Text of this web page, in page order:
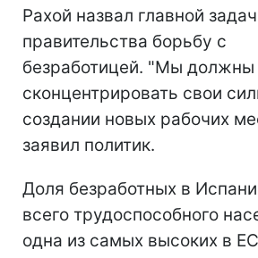
Рахой назвал главной
правительства борьбу с
безработицей. "Мы должны
сконцентрировать свои
создании новых рабочих
заявил политик.
Доля безработных в
всего трудоспособного
одна из самых высоких в